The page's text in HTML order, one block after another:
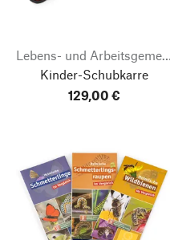
Lebens- und Arbeitsgemeinschaft Lautenbach
Kinder-Schubkarre
129,00 €